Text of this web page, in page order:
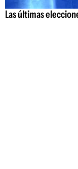
Las últimas